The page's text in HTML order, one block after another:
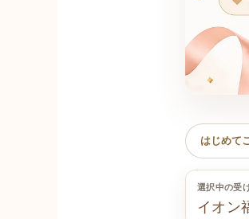
ANNIVERSARY CAKE
記念日ケ
、メッセージプレート、受取日
はじめて
選択中の受
イオン